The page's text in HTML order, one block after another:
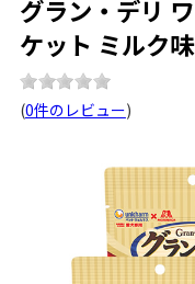
グラン・デリ
ケット ミルク
(0件のレビュー)